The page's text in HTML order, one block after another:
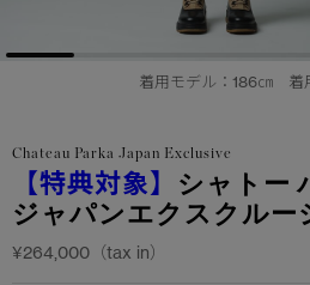
アパレル
アクセサリー
コレクション
アパレル
アクセサリー
コレクション
着用モデル：186㎝ 着
Chateau Parka Japan Exclusive
【特典対象】 シャトー
ジャパンエクスクルー
¥264,000（tax in）